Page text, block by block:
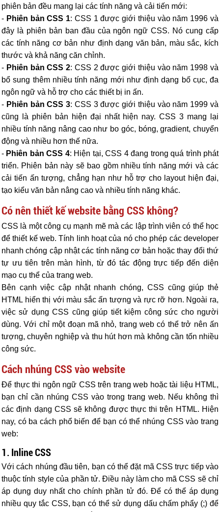
phiên bản đều mang lại các tính năng và cải tiến mới:
- Phiên bản CSS 1: CSS 1 được giới thiệu vào năm 1996 và
đây là phiên bản ban đầu của ngôn ngữ CSS. Nó cung cấp
các tính năng cơ bản như định dạng văn bản, màu sắc, kích
thước và khả năng căn chỉnh.
- Phiên bản CSS 2: CSS 2 được giới thiệu vào năm 1998 và
bổ sung thêm nhiều tính năng mới như định dạng bố cục, đa
ngôn ngữ và hỗ trợ cho các thiết bị in ấn.
- Phiên bản CSS 3: CSS 3 được giới thiệu vào năm 1999 và
cũng là phiên bản hiện đại nhất hiện nay. CSS 3 mang lại
nhiều tính năng nâng cao như bo góc, bóng, gradient, chuyển
động và nhiều hơn thế nữa.
- Phiên bản CSS 4: Hiện tại, CSS 4 đang trong quá trình phát
triển. Phiên bản này sẽ bao gồm nhiều tính năng mới và các
cải tiến ấn tượng, chẳng hạn như hỗ trợ cho layout hiện đại,
tạo kiểu văn bản nâng cao và nhiều tính năng khác.
Có nên thiết kế website bằng CSS không?
CSS là một công cụ mạnh mẽ mà các lập trình viên có thể học
để thiết kế web. Tính linh hoạt của nó cho phép các developer
nhanh chóng cập nhật các tính năng cơ bản hoặc thay đổi thứ
tự ưu tiên trên màn hình, từ đó tác động trực tiếp đến diện
mạo cụ thể của trang web.
Bên cạnh việc cập nhật nhanh chóng, CSS cũng giúp thẻ
HTML hiển thị với màu sắc ấn tượng và rực rỡ hơn. Ngoài ra,
việc sử dụng CSS cũng giúp tiết kiệm công sức cho người
dùng. Với chỉ một đoạn mã nhỏ, trang web có thể trở nên ấn
tượng, chuyên nghiệp và thu hút hơn mà không cần tốn nhiều
công sức.
Cách nhúng CSS vào website
Để thực thi ngôn ngữ CSS trên trang web hoặc tài liệu HTML,
bạn chỉ cần nhúng CSS vào trong trang web. Nếu không thì
các định dạng CSS sẽ không được thực thi trên HTML. Hiện
nay, có ba cách phổ biến để bạn có thể nhúng CSS vào trang
web:
1. Inline CSS
Với cách nhúng đầu tiên, bạn có thể đặt mã CSS trực tiếp vào
thuộc tính style của phần tử. Điều này làm cho mã CSS sẽ chỉ
áp dụng duy nhất cho chính phần tử đó. Để có thể áp dụng
nhiều quy tắc CSS, bạn có thể sử dụng dấu chấm phẩy (;) để